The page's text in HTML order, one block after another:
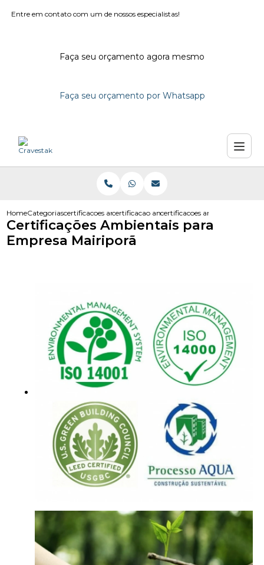
Entre em contato com um de nossos especialistas!
Faça seu orçamento agora mesmo
Faça seu orçamento por Whatsapp
HomeCategoriascertificacoes ambientaiscertificacao ambientalcertificacoes ambientais para
Certificações Ambientais para
Empresa Mairiporã